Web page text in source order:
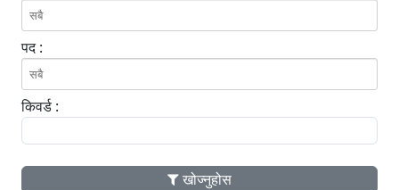
पद :
किवर्ड :
खोज्नुहोस